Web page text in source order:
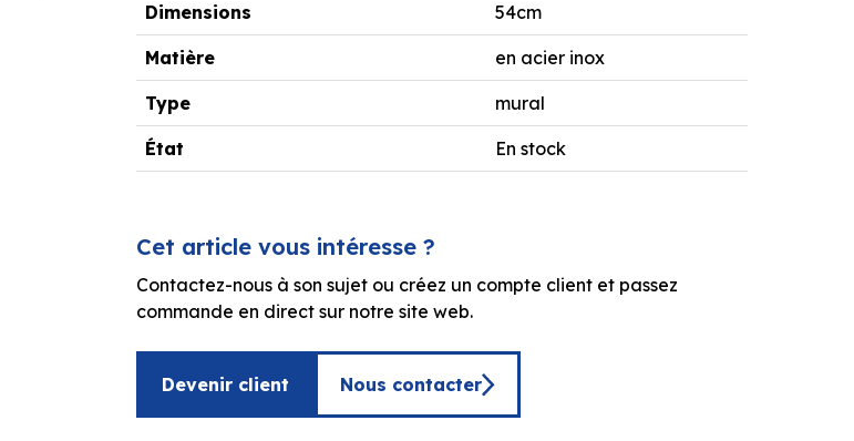
Dimensions 54cm
Matière en acier inox
Type mural
État En stock
Cet article vous intéresse ?
Contactez-nous à son sujet ou créez un compte client et passez
commande en direct sur notre site web.
Devenir client Nous contacter